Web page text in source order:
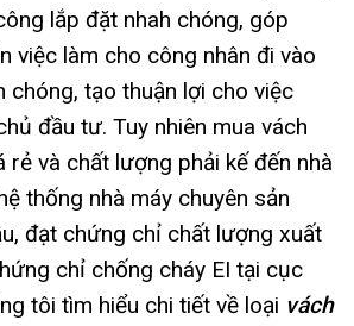
lắp đặt nhah chóng, góp
việc làm cho công nhân đi vào
chóng, tạo thuận lợi cho việc
đầu tư. Tuy nhiên mua vách
rẻ và chất lượng phải kế đến nhà
thống nhà máy chuyên sản
đạt chứng chỉ chất lượng xuất
chỉ chống cháy EI tại cục
tôi tìm hiểu chi tiết về loại vách